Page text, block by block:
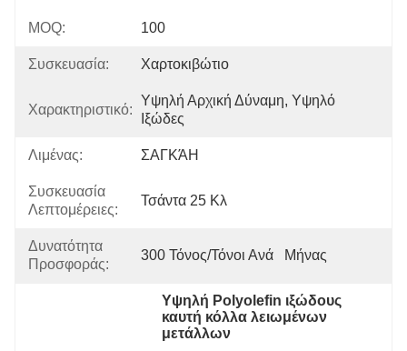
MOQ: 100
Συσκευασία: Χαρτοκιβώτιο
Χαρακτηριστικό:
Υψηλή Αρχική Δύναμη, Υψηλό
Ιξώδες
Λιμένας: ΣΑΓΚΆΗ
Συσκευασία
Λεπτομέρειες:
Τσάντα 25 Κλ
Δυνατότητα
Προσφοράς:
300 Τόνος/τόνοι Ανά   Μήνας
Υψηλή Polyolefin ιξώδους
καυτή κόλλα λειωμένων
μετάλλων